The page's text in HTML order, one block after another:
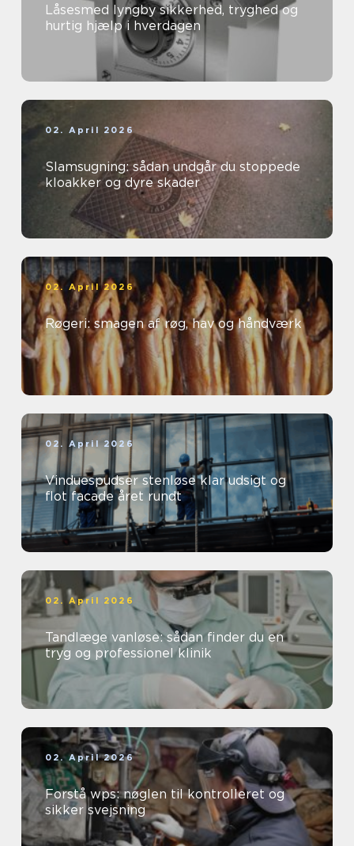
Låsesmed lyngby sikkerhed, tryghed og
hurtig hjælp i hverdagen
02. April 2026
Slamsugning: sådan undgår du stoppede
kloakker og dyre skader
02. April 2026
Røgeri: smagen af røg, hav og håndværk
02. April 2026
Vinduespudser stenløse klar udsigt og
flot facade året rundt
02. April 2026
Tandlæge vanløse: sådan finder du en
tryg og professionel klinik
02. April 2026
Forstå wps: nøglen til kontrolleret og
sikker svejsning